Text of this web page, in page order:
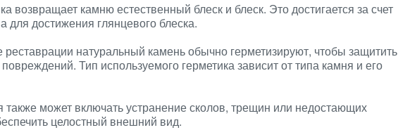
возвращает камню естественный блеск и блеск. Это достигается за счет
для достижения глянцевого блеска.
натуральный камень обычно герметизируют, чтобы защитить
Тип используемого герметика зависит от типа камня и его
также может включать устранение сколов, трещин или недостающих
целостный внешний вид.